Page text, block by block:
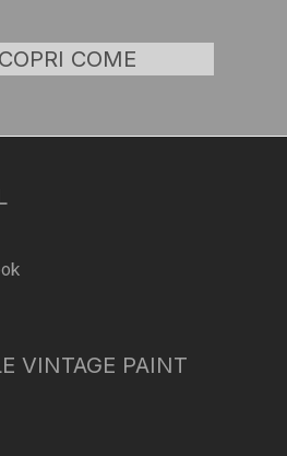
COME
VINTAGE PAINT